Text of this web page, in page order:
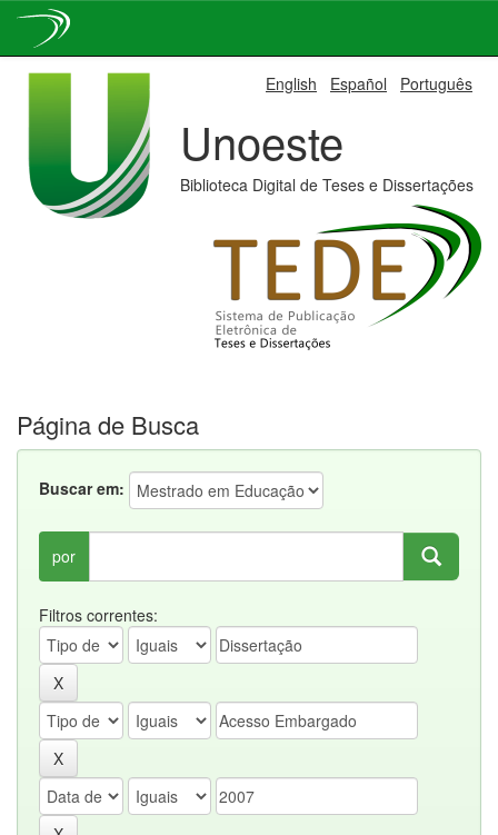
English Español Português
Unoeste
Biblioteca Digital de Teses e Dissertações
Página de Busca
Buscar em:
por
Filtros correntes: